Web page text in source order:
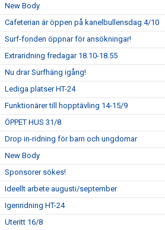
New Body
Cafeterian är öppen på kanelbullensdag 4/10
Surf-fonden öppnar för ansökningar!
Extraridning fredagar 18.10-18.55
Nu drar Surfhäng igång!
Lediga platser HT-24
Funktionärer till hopptävling 14-15/9
ÖPPET HUS 31/8
Drop in-ridning för barn och ungdomar
New Body
Sponsorer sökes!
Ideellt arbete augusti/september
Igenridning HT-24
Uteritt 16/8